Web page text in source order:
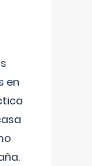
en